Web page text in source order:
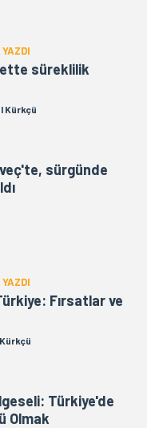
süreklilik
Kürkçü
sürgünde
Fırsatlar ve
Türkiye'de
Olmak